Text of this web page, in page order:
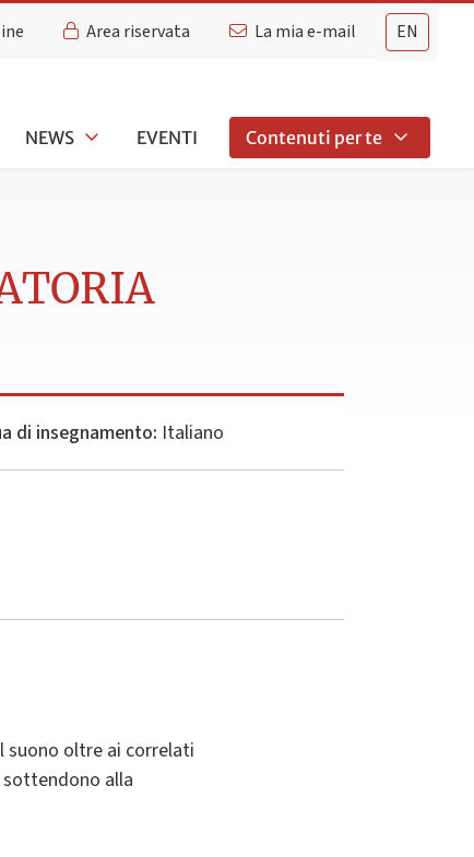
EN
Area riservata La mia e-mail
NEWS EVENTI Contenuti per te
di insegnamento: Italiano
suono oltre ai correlati
alla